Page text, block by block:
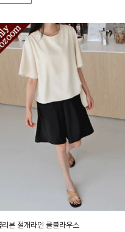
리본 절개라인 쿨블라우스